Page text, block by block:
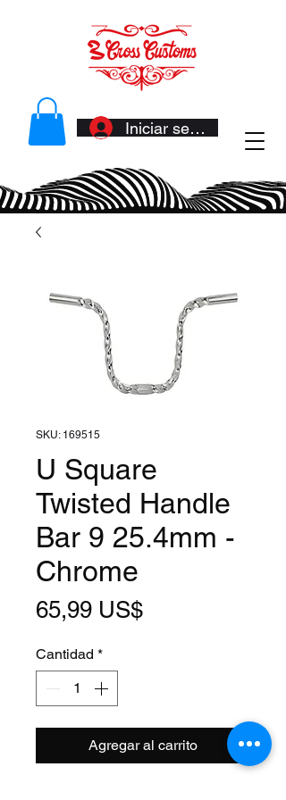
Iniciar sesión
SKU: 169515
U Square
Twisted Handle
Bar 9 25.4mm -
Chrome
65,99 US$Precio
Cantidad *
Agregar al carrito